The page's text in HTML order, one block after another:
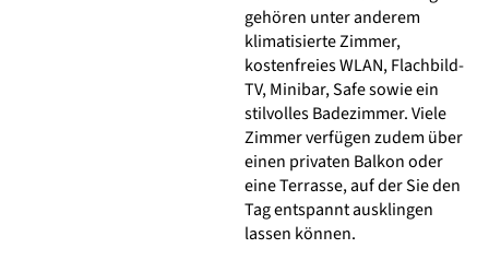
gehören unter anderem
klimatisierte Zimmer,
kostenfreies WLAN, Flachbild-
TV, Minibar, Safe sowie ein
stilvolles Badezimmer. Viele
Zimmer verfügen zudem über
einen privaten Balkon oder
eine Terrasse, auf der Sie den
Tag entspannt ausklingen
lassen können.